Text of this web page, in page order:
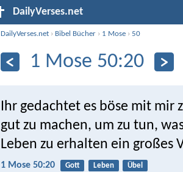
DailyVerses.net
DailyVerses.net › Bibel Bücher › 1 Mose ›50
1 Mose 50:20
Ihr gedachtet es böse mit mir
gut zu machen, um zu tun,
Leben zu erhalten ein großes
1 Mose 50:20 Gott Leben Übel